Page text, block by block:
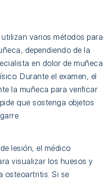
varios métodos para
dependiendo de la
en dolor de muñeca
Durante el examen, el
la muñeca para verificar
que sostenga objetos
lesión, el médico
visualizar los huesos y
osteoartritis. Si se